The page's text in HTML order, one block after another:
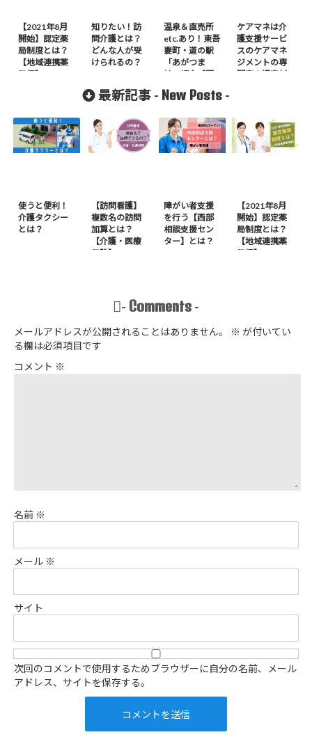
【2021年8月
開始】認定薬
局制度とは？
【地域連携薬
局編】
知りたい！訪
問介護とは？
どんな人が受
けられるの？
温泉＆直売所
etc.あり！東吾
妻町・道の駅
「あがつま
峡」紹介【写
ケアマネは介
護支援サービ
スのケアマネ
ジメントの専
門家！嬬恋村
最新記事 - New Posts -
使うと便利！
介護タクシー
とは？
【訪問看護】
複数名の訪問
加算とは？
【介護・医療
保険】
障がい者支援
を行う【西部
相談支援セン
ター】とは？
【2021年8月
開始】認定薬
局制度とは？
【地域連携薬
局編】
- Comments -
メールアドレスが公開されることはありません。 ※ が付いてい
る欄は必須項目です
コメント ※
名前 ※
メール ※
サイト
次回のコメントで使用するためブラウザーに自分の名前、メール
アドレス、サイトを保存する。